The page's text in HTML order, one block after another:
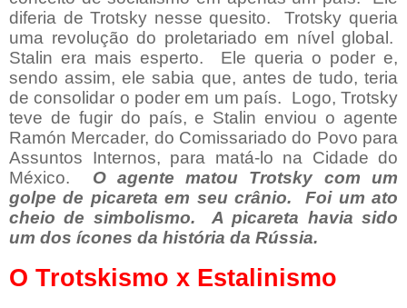
diferia de Trotsky nesse quesito.
Trotsky queria
uma revolução do proletariado em nível global.
Stalin era mais esperto.
Ele queria o poder e,
sendo assim, ele sabia que, antes de tudo, teria
de consolidar o poder em um país.
Logo, Trotsky
teve de fugir do país, e Stalin enviou o agente
Ramón Mercader, do Comissariado do Povo para
Assuntos Internos, para matá-lo na Cidade do
México.
O agente matou Trotsky com um
golpe de picareta em seu crânio.
Foi um ato
cheio de simbolismo.
A picareta havia sido
um dos ícones da história da Rússia.
O Trotskismo x Estalinismo